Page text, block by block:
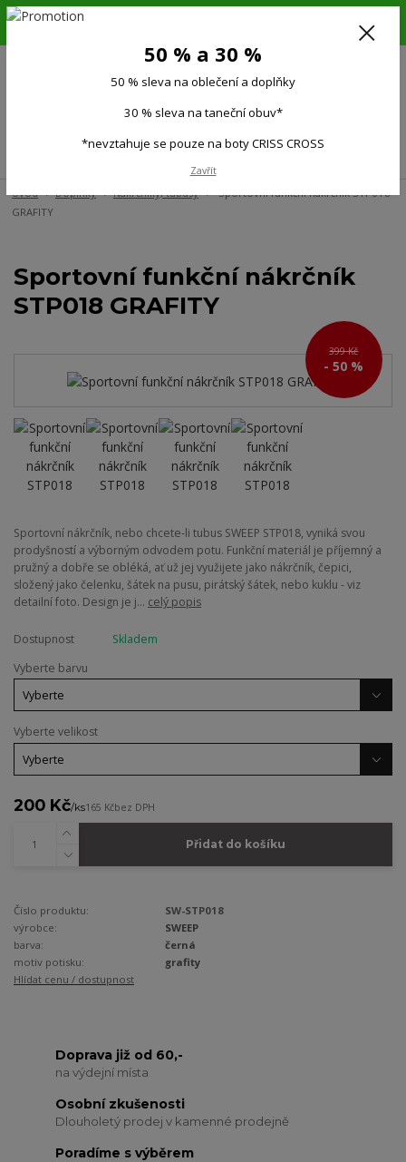
6.-16.8.26. DOVOLENÁ !!! 50 % SLEVA na všechno oblečení a doplňky !!!
(Po-Pá 9:00-15.00)
Úvod Doplňky Nákrčníky, tubusy
Sportovní funkční nákrčník STP018
GRAFITY
Sportovní funkční nákrčník
STP018 GRAFITY
399 Kč
- 50 %
Sportovní nákrčník, nebo chcete-li tubus SWEEP STP018, vyniká svou
prodyšností a výborným odvodem potu. Funkční materiál je příjemný a
pružný a dobře se obléká, ať už jej využijete jako nákrčník, čepici,
složený jako čelenku, šátek na pusu, pirátský šátek, nebo kuklu - viz
detailní foto. Design je j... celý popis
Dostupnost
Skladem
Vyberte barvu
Vyberte velikost
200 Kč/ks165 Kčbez DPH
Přidat do košíku
Číslo produktu:
SW-STP018
výrobce:
SWEEP
barva:
černá
motiv potisku:
grafity
Hlídat cenu / dostupnost
Doprava již od 60,-
na výdejní místa
Osobní zkušenosti
Dlouholetý prodej v kamenné prodejně
Poradíme s výběrem
50 % a 30 %
50 % sleva na oblečení a doplňky
30 % sleva na taneční obuv*
*nevztahuje se pouze na boty CRISS CROSS
Zavřít